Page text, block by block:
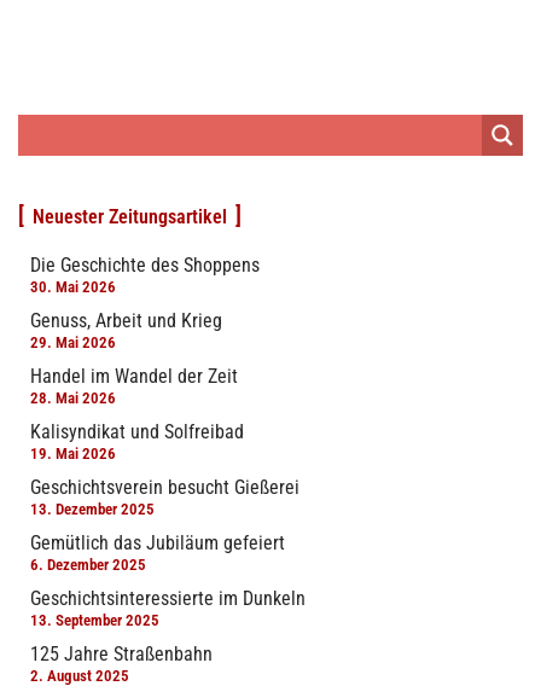
Neuester Zeitungsartikel
Die Geschichte des Shoppens
30. Mai 2026
Genuss, Arbeit und Krieg
29. Mai 2026
Handel im Wandel der Zeit
28. Mai 2026
Kalisyndikat und Solfreibad
19. Mai 2026
Geschichtsverein besucht Gießerei
13. Dezember 2025
Gemütlich das Jubiläum gefeiert
6. Dezember 2025
Geschichtsinteressierte im Dunkeln
13. September 2025
125 Jahre Straßenbahn
2. August 2025